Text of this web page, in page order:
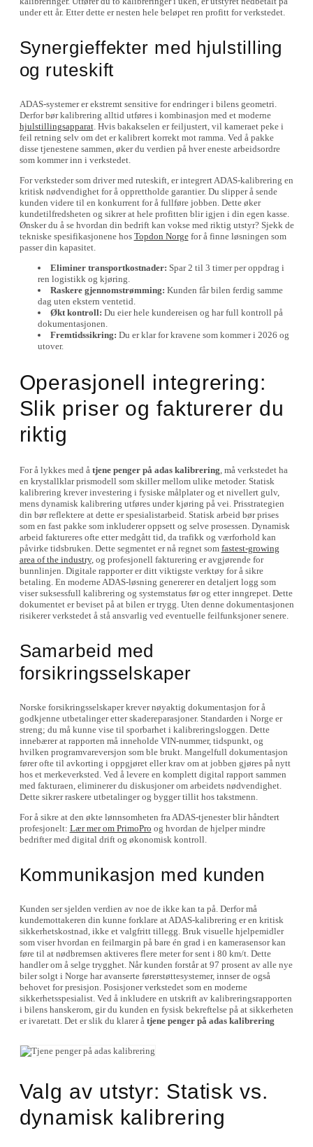
under ett år. Etter dette er nesten hele beløpet ren profitt for verkstedet.
Synergieffekter med hjulstilling
og ruteskift
ADAS-systemer er ekstremt sensitive for endringer i bilens geometri.
Derfor bør kalibrering alltid utføres i kombinasjon med et moderne
hjulstillingsapparat. Hvis bakakselen er feiljustert, vil kameraet peke i
feil retning selv om det er kalibrert korrekt mot ramma. Ved å pakke
disse tjenestene sammen, øker du verdien på hver eneste arbeidsordre
som kommer inn i verkstedet.
For verksteder som driver med ruteskift, er integrert ADAS-kalibrering en
kritisk nødvendighet for å opprettholde garantier. Du slipper å sende
kunden videre til en konkurrent for å fullføre jobben. Dette øker
kundetilfredsheten og sikrer at hele profitten blir igjen i din egen kasse.
Ønsker du å se hvordan din bedrift kan vokse med riktig utstyr? Sjekk de
tekniske spesifikasjonene hos Topdon Norgefor å finne løsningen som
passer din kapasitet.
Eliminer transportkostnader: Spar 2 til 3 timer per oppdrag i
ren logistikk og kjøring.
Raskere gjennomstrømming: Kunden får bilen ferdig samme
dag uten ekstern ventetid.
Økt kontroll: Du eier hele kundereisen og har full kontroll på
dokumentasjonen.
Fremtidssikring: Du er klar for kravene som kommer i 2026 og
utover.
Operasjonell integrering:
Slik priser og fakturerer du
riktig
For å lykkes med å tjene penger på adas kalibrering, må verkstedet ha
en krystallklar prismodell som skiller mellom ulike metoder. Statisk
kalibrering krever investering i fysiske målplater og et nivellert gulv,
mens dynamisk kalibrering utføres under kjøring på vei. Prisstrategien
din bør reflektere at dette er spesialistarbeid. Statisk arbeid bør prises
som en fast pakke som inkluderer oppsett og selve prosessen. Dynamisk
arbeid faktureres ofte etter medgått tid, da trafikk og værforhold kan
påvirke tidsbruken. Dette segmentet er nå regnet som fastest-growing
area of the industry, og profesjonell fakturering er avgjørende for
bunnlinjen. Digitale rapporter er ditt viktigste verktøy for å sikre
betaling. En moderne ADAS-løsning genererer en detaljert logg som
viser suksessfull kalibrering og systemstatus før og etter inngrepet. Dette
dokumentet er beviset på at bilen er trygg. Uten denne dokumentasjonen
risikerer verkstedet å stå ansvarlig ved eventuelle feilfunksjoner senere.
Samarbeid med
forsikringsselskaper
Norske forsikringsselskaper krever nøyaktig dokumentasjon for å
godkjenne utbetalinger etter skadereparasjoner. Standarden i Norge er
streng; du må kunne vise til sporbarhet i kalibreringsloggen. Dette
innebærer at rapporten må inneholde VIN-nummer, tidspunkt, og
hvilken programvareversjon som ble brukt. Mangelfull dokumentasjon
fører ofte til avkorting i oppgjøret eller krav om at jobben gjøres på nytt
hos et merkeverksted. Ved å levere en komplett digital rapport sammen
med fakturaen, eliminerer du diskusjoner om arbeidets nødvendighet.
Dette sikrer raskere utbetalinger og bygger tillit hos takstmenn.
For å sikre at den økte lønnsomheten fra ADAS-tjenester blir håndtert
profesjonelt: Lær mer om PrimoPro og hvordan de hjelper mindre
bedrifter med digital drift og økonomisk kontroll.
Kommunikasjon med kunden
Kunden ser sjelden verdien av noe de ikke kan ta på. Derfor må
kundemottakeren din kunne forklare at ADAS-kalibrering er en kritisk
sikkerhetskostnad, ikke et valgfritt tillegg. Bruk visuelle hjelpemidler
som viser hvordan en feilmargin på bare én grad i en kamerasensor kan
føre til at nødbremsen aktiveres flere meter for sent i 80 km/t. Dette
handler om å selge trygghet. Når kunden forstår at 97 prosent av alle nye
biler solgt i Norge har avanserte førerstøttesystemer, innser de også
behovet for presisjon. Posisjoner verkstedet som en moderne
sikkerhetsspesialist. Ved å inkludere en utskrift av kalibreringsrapporten
i bilens hanskerom, gir du kunden en fysisk bekreftelse på at sikkerheten
er ivaretatt. Det er slik du klarer å tjene penger på adas kalibrering
Valg av utstyr: Statisk vs.
dynamisk kalibrering